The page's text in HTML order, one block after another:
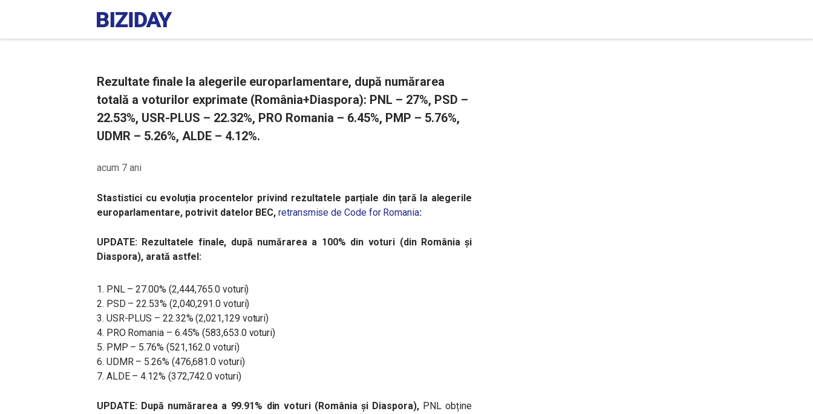
Rezultate finale la alegerile europarlamentare, după numărarea
totală a voturilor exprimate (România+Diaspora): PNL – 27%, PSD –
22.53%, USR-PLUS – 22.32%, PRO Romania – 6.45%, PMP – 5.76%,
UDMR – 5.26%, ALDE – 4.12%.
acum 7 ani
Stastistici cu evoluția procentelor privind rezultatele parțiale din țară la alegerile
europarlamentare, potrivit datelor BEC,retransmise de Code for Romania:
UPDATE: Rezultatele finale, după numărarea a 100% din voturi (din România și
Diaspora), arată astfel:
1. PNL – 27.00% (2,444,765.0 voturi)
2. PSD – 22.53% (2,040,291.0 voturi)
3. USR-PLUS – 22.32% (2,021,129 voturi)
4. PRO Romania – 6.45% (583,653.0 voturi)
5. PMP – 5.76% (521,162.0 voturi)
6. UDMR – 5.26% (476,681.0 voturi)
7. ALDE – 4.12% (372,742.0 voturi)
UPDATE: După numărarea a 99.91% din voturi (România și Diaspora), PNL obține